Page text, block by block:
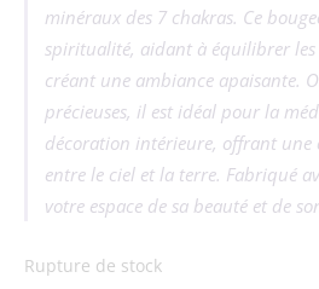
minéraux des 7 chakras. Ce
spiritualité, aidant à équilibrer les
créant une ambiance apaisante.
précieuses, il est idéal pour la
décoration intérieure, offrant une
entre le ciel et la terre. Fabriqué
votre espace de sa beauté et de
Rupture de stock